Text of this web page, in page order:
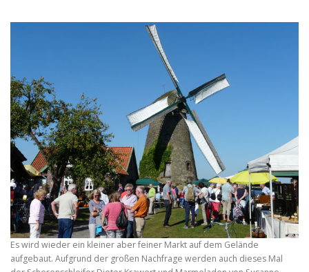
e
.
n
t
s
i
e
.
Es wird wieder ein kleiner aber feiner Markt auf dem Gelände
aufgebaut. Aufgrund der großen Nachfrage werden auch dieses Mal